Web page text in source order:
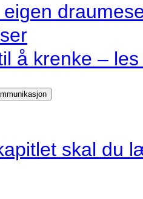
å krenke –
skal du